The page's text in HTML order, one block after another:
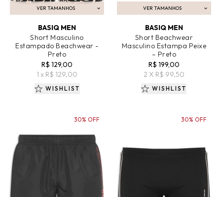
VER TAMANHOS
ADICIONAR AO CARRINHO
BASIQ MEN
Short Masculino
Estampado Beachwear -
Preto
R$ 129,00
1 x R$ 129,00
WISHLIST
VER TAMANHOS
ADICIONAR AO CARRINHO
BASIQ MEN
Short Beachwear
Masculino Estampa Peixe
– Preto
R$ 199,00
2 X R$ 99,50
WISHLIST
30% OFF 30% OFF